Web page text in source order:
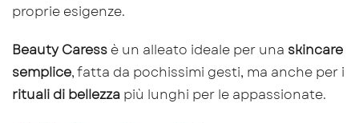
proprie esigenze.
Beauty Caress è un alleato ideale per una skincare
semplice, fatta da pochissimi gesti, ma anche per i
rituali di bellezza più lunghi per le appassionate.